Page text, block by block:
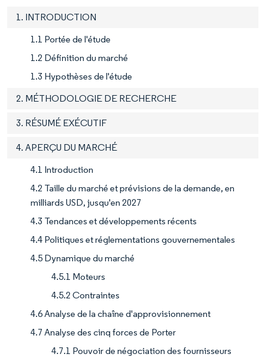
1. INTRODUCTION
1.1 Portée de l'étude
1.2 Définition du marché
1.3 Hypothèses de l'étude
2. MÉTHODOLOGIE DE RECHERCHE
3. RÉSUMÉ EXÉCUTIF
4. APERÇU DU MARCHÉ
4.1 Introduction
4.2 Taille du marché et prévisions de la demande, en
milliards USD, jusqu'en 2027
4.3 Tendances et développements récents
4.4 Politiques et réglementations gouvernementales
4.5 Dynamique du marché
4.5.1 Moteurs
4.5.2 Contraintes
4.6 Analyse de la chaîne d'approvisionnement
4.7 Analyse des cinq forces de Porter
4.7.1 Pouvoir de négociation des fournisseurs